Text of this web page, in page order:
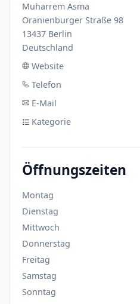
Muharrem Asma
Oranienburger Straße 98
13437 Berlin
Deutschland
Website
Telefon
E-Mail
Kategorie
Öffnungszeiten
Montag
Dienstag
Mittwoch
Donnerstag
Freitag
Samstag
Sonntag